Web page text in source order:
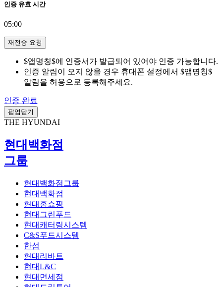
인증 유효 시간
05:00
재전송 요청
$앱명칭$에 인증서가 발급되어 있어야 인증 가능합니다.
인증 알림이 오지 않을 경우 휴대폰 설정에서 $앱명칭$
알림을 허용으로 등록해주세요.
인증 완료
팝업닫기
THE HYUNDAI
현대백화점
그룹
현대백화점그룹
현대백화점
현대홈쇼핑
현대그린푸드
현대캐터링시스템
C&S푸드시스템
한섬
현대리바트
현대L&C
현대면세점